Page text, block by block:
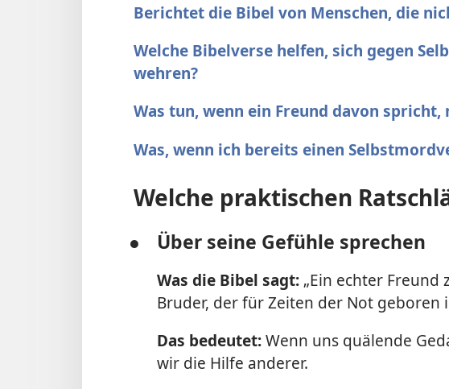
Berichtet die Bibel von Menschen, die
Welche Bibelverse helfen, sich gegen
wehren?
Was tun, wenn ein Freund davon
Was, wenn ich bereits einen
Welche praktischen
● Über seine Gefühle sprechen
Was die Bibel sagt:„Ein echter Freund
Bruder, der für Zeiten der Not geboren
Das bedeutet:Wenn uns quälende
wir die Hilfe anderer.